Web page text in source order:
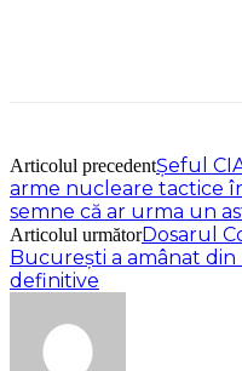
Articolul precedentȘeful
arme nucleare tactice
semne că ar urma un
Articolul următorDosarul
Bucureşti a amânat
definitive